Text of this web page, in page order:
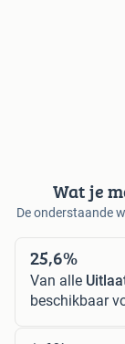
Wat je
De onderstaande
25,6%
Van alle
beschikbaar